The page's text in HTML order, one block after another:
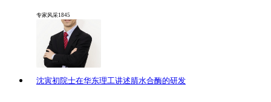
专家风采1845
沈寅初院士在华东理工讲述腈水合酶的研发